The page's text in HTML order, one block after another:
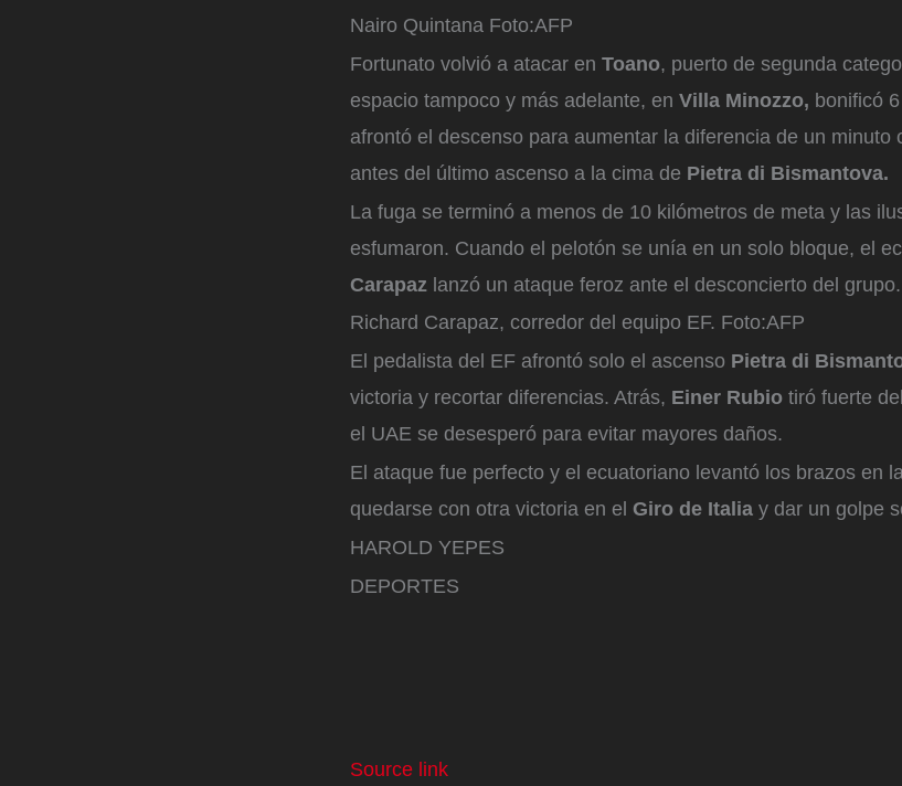
Nairo Quintana Foto:AFP
Fortunato volvió a atacar en Toano, puerto de segunda
espacio tampoco y más adelante, en Villa Minozzo, bonificó
afrontó el descenso para aumentar la diferencia de un minuto
antes del último ascenso a la cima de Pietra di Bismantova.
La fuga se terminó a menos de 10 kilómetros de meta y las
esfumaron. Cuando el pelotón se unía en un solo bloque, el
Carapaz lanzó un ataque feroz ante el desconcierto del grupo.
Richard Carapaz, corredor del equipo EF. Foto:AFP
El pedalista del EF afrontó solo el ascenso Pietra di
victoria y recortar diferencias. Atrás, Einer Rubio tiró fuerte
el UAE se desesperó para evitar mayores daños.
El ataque fue perfecto y el ecuatoriano levantó los brazos en
quedarse con otra victoria en el Giro de Italia y dar un golpe
HAROLD YEPES
DEPORTES
Source link